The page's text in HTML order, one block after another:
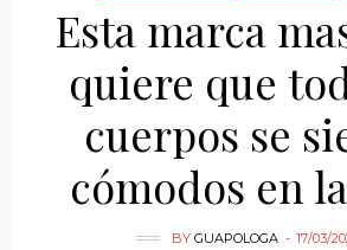
Esta marca
quiere que
cuerpos se
cómodos en
BYGUAPOLOGA 17/03/